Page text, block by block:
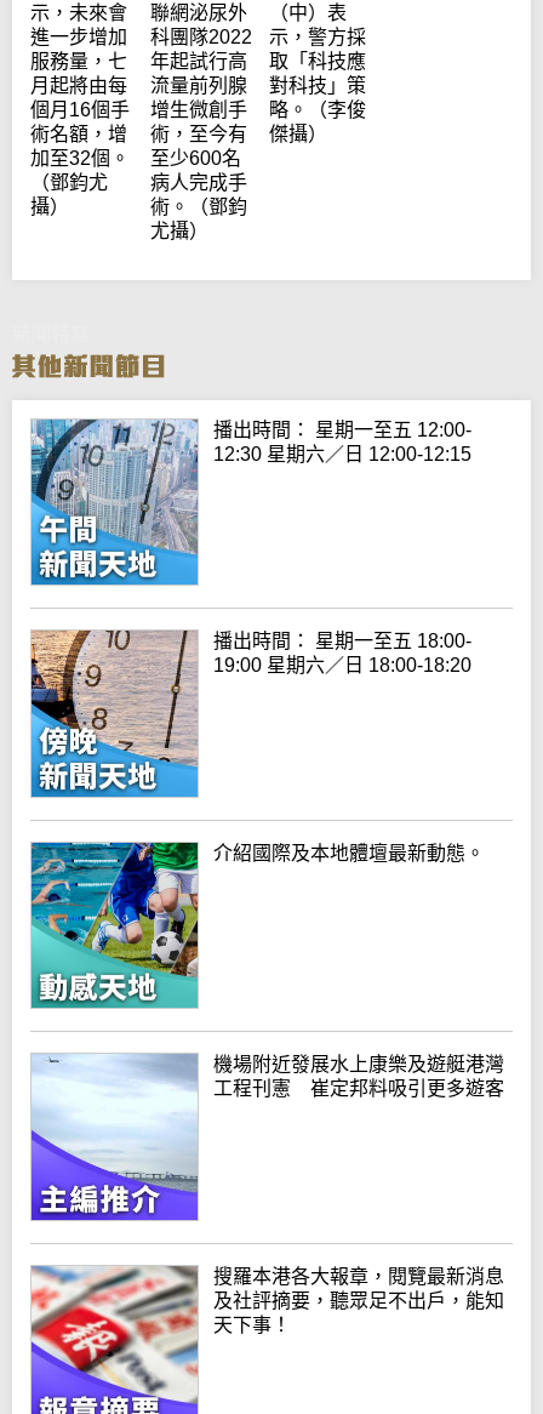
示，未來會
進一步增加
服務量，七
月起將由每
個月16個手
術名額，增
加至32個。
（鄧鈞尤
攝）
聯網泌尿外
科團隊2022
年起試行高
流量前列腺
增生微創手
術，至今有
至少600名
病人完成手
術。（鄧鈞
尤攝）
（中）表
示，警方採
取「科技應
對科技」策
略。（李俊
傑攝）
播出時間： 星期一至五 12:00-
12:30 星期六／日 12:00-12:15
播出時間： 星期一至五 18:00-
19:00 星期六／日 18:00-18:20
介紹國際及本地體壇最新動態。
機場附近發展水上康樂及遊艇港灣
工程刊憲 崔定邦料吸引更多遊客
搜羅本港各大報章，閱覽最新消息
及社評摘要，聽眾足不出戶，能知
天下事！